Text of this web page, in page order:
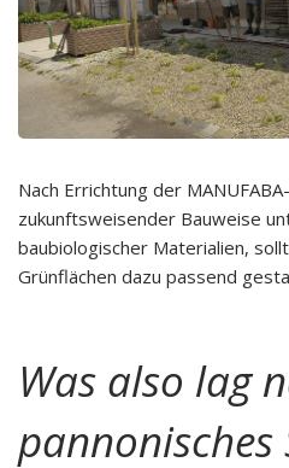
Nach Errichtung der
zukunftsweisender Bauweise
baubiologischer Materialien,
Grünflächen dazu passend
Was also lag
pannonisches